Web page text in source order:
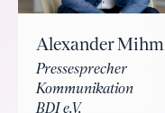
Alexander Mihm
Pressesprecher
Kommunikation
BDI e.V.